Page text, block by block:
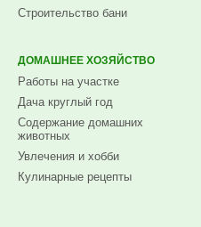
Строительство бани
ДОМАШНЕЕ ХОЗЯЙСТВО
Работы на участке
Дача круглый год
Содержание домашних
животных
Увлечения и хобби
Кулинарные рецепты